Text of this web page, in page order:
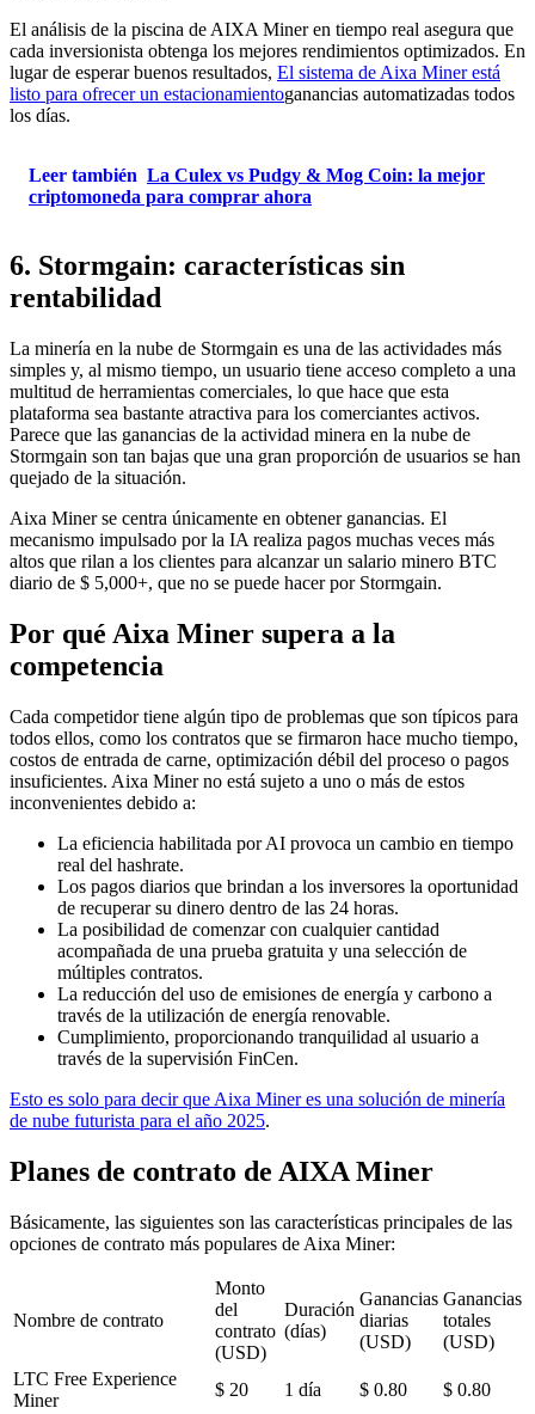
El análisis de la piscina de AIXA Miner en tiempo real asegura que
cada inversionista obtenga los mejores rendimientos optimizados. En
lugar de esperar buenos resultados, El sistema de Aixa Miner está
listo para ofrecer un estacionamientoganancias automatizadas todos
los días.
Leer también La Culex vs Pudgy & Mog Coin: la mejor
criptomoneda para comprar ahora
6. Stormgain: características sin
rentabilidad
La minería en la nube de Stormgain es una de las actividades más
simples y, al mismo tiempo, un usuario tiene acceso completo a una
multitud de herramientas comerciales, lo que hace que esta
plataforma sea bastante atractiva para los comerciantes activos.
Parece que las ganancias de la actividad minera en la nube de
Stormgain son tan bajas que una gran proporción de usuarios se han
quejado de la situación.
Aixa Miner se centra únicamente en obtener ganancias. El
mecanismo impulsado por la IA realiza pagos muchas veces más
altos que rilan a los clientes para alcanzar un salario minero BTC
diario de $ 5,000+, que no se puede hacer por Stormgain.
Por qué Aixa Miner supera a la
competencia
Cada competidor tiene algún tipo de problemas que son típicos para
todos ellos, como los contratos que se firmaron hace mucho tiempo,
costos de entrada de carne, optimización débil del proceso o pagos
insuficientes. Aixa Miner no está sujeto a uno o más de estos
inconvenientes debido a:
La eficiencia habilitada por AI provoca un cambio en tiempo
real del hashrate.
Los pagos diarios que brindan a los inversores la oportunidad
de recuperar su dinero dentro de las 24 horas.
La posibilidad de comenzar con cualquier cantidad
acompañada de una prueba gratuita y una selección de
múltiples contratos.
La reducción del uso de emisiones de energía y carbono a
través de la utilización de energía renovable.
Cumplimiento, proporcionando tranquilidad al usuario a
través de la supervisión FinCen.
Esto es solo para decir que Aixa Miner es una solución de minería
de nube futurista para el año 2025.
Planes de contrato de AIXA Miner
Básicamente, las siguientes son las características principales de las
opciones de contrato más populares de Aixa Miner:
Nombre de contrato
Monto
del
contrato
(USD)
Duración
(días)
Ganancias
diarias
(USD)
Ganancias
totales
(USD)
LTC Free Experience
Miner
$ 20 1 día $ 0.80
$ 0.80